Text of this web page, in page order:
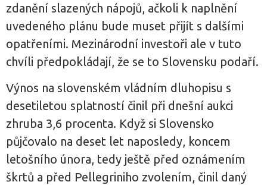
zdanění slazených nápojů, ačkoli k naplnění
uvedeného plánu bude muset přijít s dalšími
opatřeními. Mezinárodní investoři ale v tuto
chvíli předpokládají, že se to Slovensku podaří.
Výnos na slovenském vládním dluhopisu s
desetiletou splatností činil při dnešní aukci
zhruba 3,6 procenta. Když si Slovensko
půjčovalo na deset let naposledy, koncem
letošního února, tedy ještě před oznámením
škrtů a před Pellegriniho zvolením, činil daný